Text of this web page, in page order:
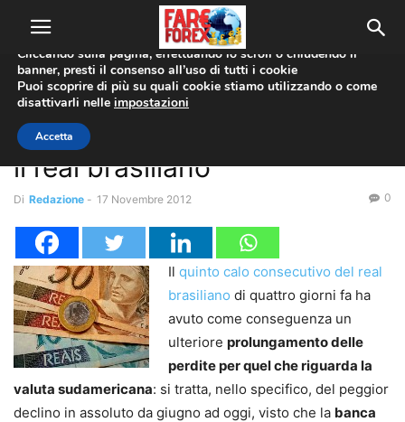
Home Mercati Emergenti
Mercati Emergenti
Una settimana da incubo per
il real brasiliano
Di Redazione - 17 Novembre 2012 0
Il quinto calo consecutivo del real
brasiliano di quattro giorni fa ha
avuto come conseguenza un
ulteriore prolungamento delle
perdite per quel che riguarda la
valuta sudamericana: si tratta, nello specifico, del peggior
declino in assoluto da giugno ad oggi, visto che la banca
Utilizziamo i cookie per offrirti la migliore esperienza sul nostro
sito web.
Cliccando sulla pagina, effettuando lo scroll o chiudendo il
banner, presti il consenso all’uso di tutti i cookie
Puoi scoprire di più su quali cookie stiamo utilizzando o come
disattivarli nelle impostazioni
Accetta